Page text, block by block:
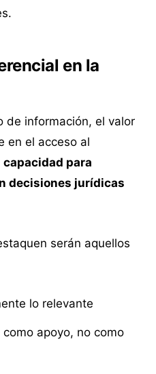
en la
de información, el valor
en el acceso al
capacidad para
decisiones jurídicas
serán aquellos
lo relevante
apoyo, no como